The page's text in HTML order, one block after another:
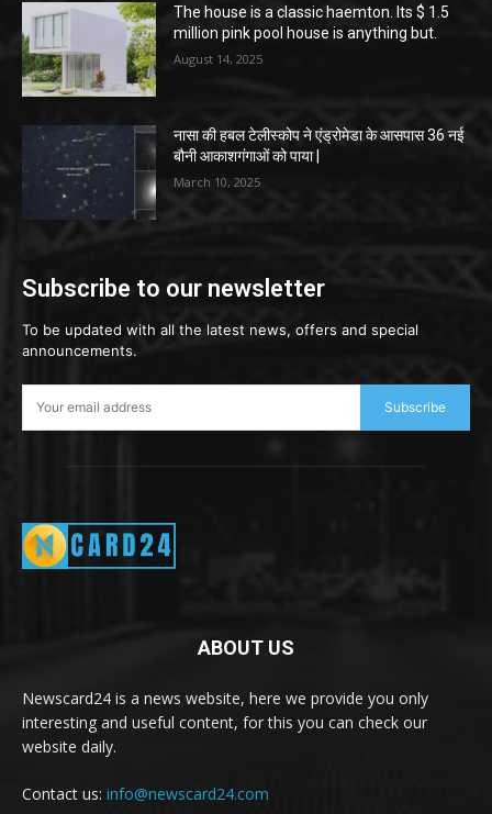
The house is a classic haemton. Its $ 1.5
million pink pool house is anything but.
August 14, 2025
नासा की हबल टेलीस्कोप ने एंड्रोमेडा के आसपास 36 नई
बौनी आकाशगंगाओं को पाया |
March 10, 2025
Subscribe to our newsletter
To be updated with all the latest news, offers and special
announcements.
Subscribe
ABOUT US
Newscard24 is a news website, here we provide you only
interesting and useful content, for this you can check our
website daily.
Contact us: info@newscard24.com